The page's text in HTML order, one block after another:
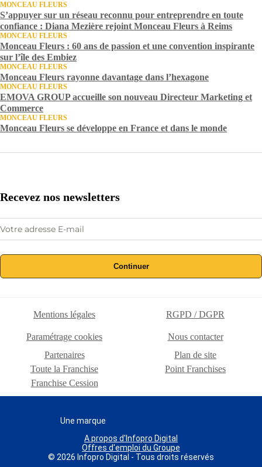
MONCEAU FLEURS
S’appuyer sur un réseau reconnu pour entreprendre en toute
confiance : Diana Mezière rejoint Monceau Fleurs à Reims
MONCEAU FLEURS
Monceau Fleurs : 60 ans de passion et une convention inspirante
sur l’île des Embiez
MONCEAU FLEURS
Monceau Fleurs rayonne davantage dans l’hexagone
MONCEAU FLEURS
EMOVA GROUP accueille son nouveau Directeur Marketing et
Commerce
MONCEAU FLEURS
Monceau Fleurs se développe en France et dans le monde
Recevez nos newsletters
Continuer
Mentions légales RGPD / DGPR
Paramétrage cookies
Nous contacter
Partenaires
Plan de site
Toute la Franchise
Point Franchises
Franchise Cession
Une marque
A propos d'Infopro Digital
Offres d'emploi du Groupe
© 2026 Infopro Digital - Tous droits réservés